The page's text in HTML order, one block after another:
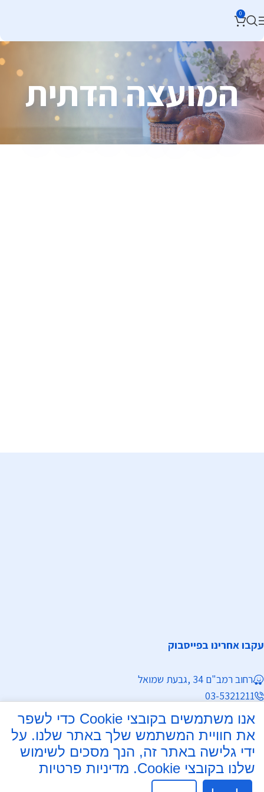
0
המועצה הדתית
עקבו אחרינו בפייסבוק
רחוב רמב"ם 34 ,גבעת שמואל
03-5321211
03-5321419 פקס
mdatit@mdatit.co.il
שעות פעילות מזכירות:
ימים א-ה 9:00 עד 14:00
אנו משתמשים בקובצי Cookie כדי לשפר
את חוויית המשתמש שלך באתר שלנו. על
ידי גלישה באתר זה, הנך מסכים לשימוש
שלנו בקובצי Cookie.
מדיניות פרטיות